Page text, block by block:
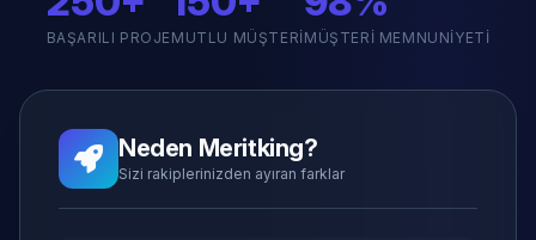
BAŞARILI PROJE MUTLU MÜŞTERI MÜŞTERI MEMNUNIYETI
Neden Meritking?
Sizi rakiplerinizden ayıran farklar